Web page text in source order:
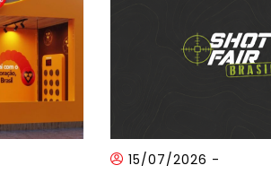
15/07/2026 -